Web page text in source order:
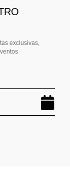
exclusivas,